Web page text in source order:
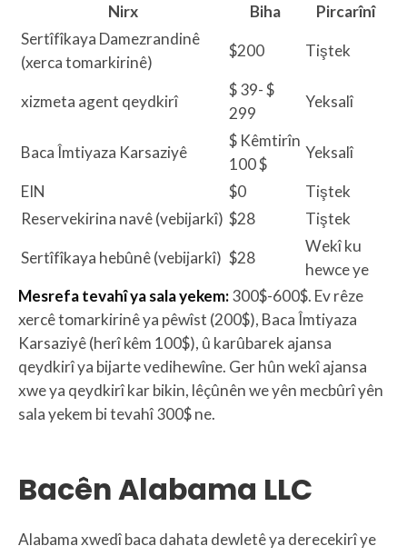
Nirx Biha
Pircarînî
Sertîfîkaya Damezrandinê
(xerca tomarkirinê)
$200 Tiştek
xizmeta agent qeydkirî
$ 39- $
299
Yeksalî
Baca Îmtiyaza Karsaziyê
$ Kêmtirîn
100 $
Yeksalî
EIN $0
Tiştek
Reservekirina navê (vebijarkî) $28 Tiştek
Sertîfîkaya hebûnê (vebijarkî) $28
Wekî ku
hewce ye
Mesrefa tevahî ya sala yekem:300$-600$. Ev rêze
xercê tomarkirinê ya pêwîst (200$), Baca Îmtiyaza
Karsaziyê (herî kêm 100$), û karûbarek ajansa
qeydkirî ya bijarte vedihewîne. Ger hûn wekî ajansa
xwe ya qeydkirî kar bikin, lêçûnên we yên mecbûrî yên
sala yekem bi tevahî 300$ ne.
Bacên Alabama LLC
Alabama xwedî baca dahata dewletê ya derecekirî ye